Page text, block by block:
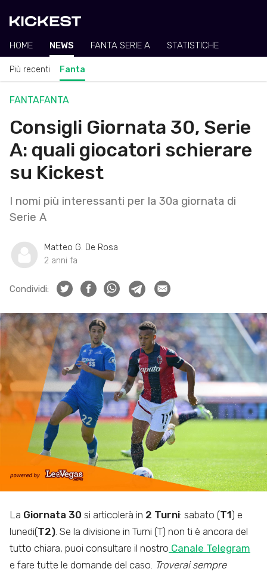
HOME NEWS FANTA SERIE A STATISTICHE
Più recenti Fanta
FANTAFANTA
Consigli Giornata 30, Serie
A: quali giocatori schierare
su Kickest
I nomi più interessanti per la 30a giornata di
Serie A
Matteo G. De Rosa
2 anni fa
Condividi:
La Giornata 30 si articolerà in 2 Turni: sabato (T1) e
lunedi(T2). Se la divisione in Turni (T) non ti è ancora del
tutto chiara, puoi consultare il nostro Canale Telegram
e fare tutte le domande del caso. Troverai sempre